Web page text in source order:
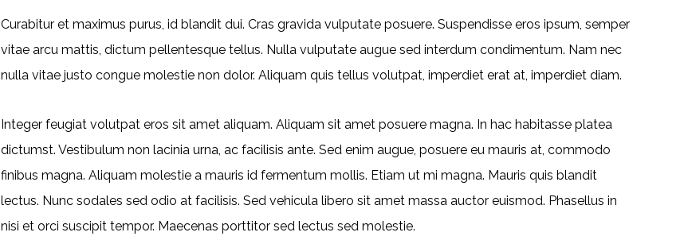
Curabitur et maximus purus, id blandit dui. Cras gravida vulputate posuere. Suspendisse eros ipsum, semper
vitae arcu mattis, dictum pellentesque tellus. Nulla vulputate augue sed interdum condimentum. Nam nec
nulla vitae justo congue molestie non dolor. Aliquam quis tellus volutpat, imperdiet erat at, imperdiet diam.
Integer feugiat volutpat eros sit amet aliquam. Aliquam sit amet posuere magna. In hac habitasse platea
dictumst. Vestibulum non lacinia urna, ac facilisis ante. Sed enim augue, posuere eu mauris at, commodo
finibus magna. Aliquam molestie a mauris id fermentum mollis. Etiam ut mi magna. Mauris quis blandit
lectus. Nunc sodales sed odio at facilisis. Sed vehicula libero sit amet massa auctor euismod. Phasellus in
nisi et orci suscipit tempor. Maecenas porttitor sed lectus sed molestie.